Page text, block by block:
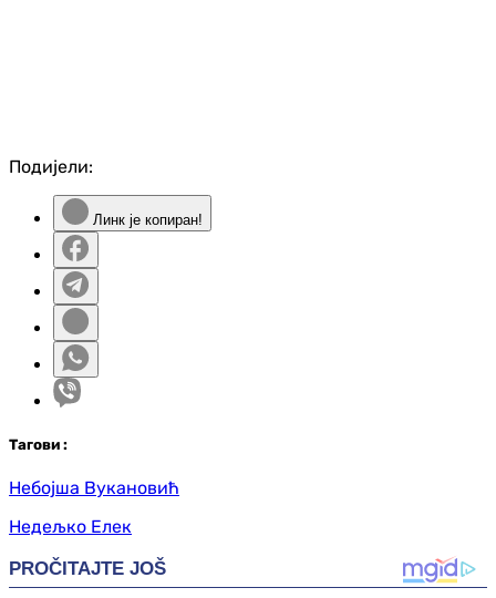
Подијели:
Линк је копиран!
Тагови :
Небојша Вукановић
Недељко Елек